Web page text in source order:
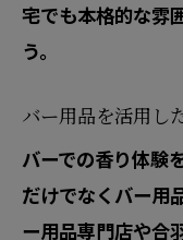
宅でも本格的な雰
う。
バー用品を活用し
バーでの香り体験
だけでなくバー用
ー用品専門店や合